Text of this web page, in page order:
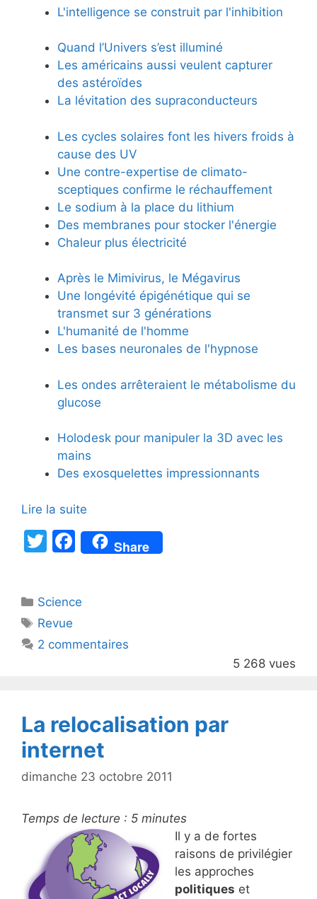
L'intelligence se construit par l'inhibition
Quand l’Univers s’est illuminé
Les américains aussi veulent capturer
des astéroïdes
La lévitation des supraconducteurs
Les cycles solaires font les hivers froids à
cause des UV
Une contre-expertise de climato-
sceptiques confirme le réchauffement
Le sodium à la place du lithium
Des membranes pour stocker l'énergie
Chaleur plus électricité
Après le Mimivirus, le Mégavirus
Une longévité épigénétique qui se
transmet sur 3 générations
L'humanité de l'homme
Les bases neuronales de l'hypnose
Les ondes arrêteraient le métabolisme du
glucose
Holodesk pour manipuler la 3D avec les
mains
Des exosquelettes impressionnants
Lire la suite
T
er
F
a
e
o
Share
Catégories
Science
Étiquettes
Revue
2 commentaires
5 268 vues
La relocalisation par
internet
dimanche 23 octobre 2011
Temps de lecture : 5 minutes
Il y a de fortes
raisons de privilégier
les approches
politiques et